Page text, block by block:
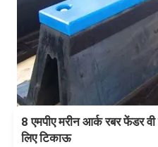
8 एमपीए मरीन आर्क रबर फेंडर
लिए टिकाऊ